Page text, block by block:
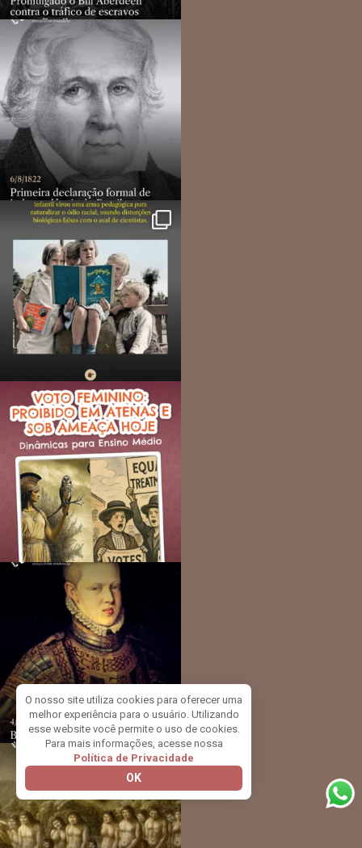
O nosso site utiliza cookies para oferecer uma
melhor experiência para o usuário. Utilizando
esse website você permite o uso de cookies.
Para mais informações, acesse nossa
Política de Privacidade
OK